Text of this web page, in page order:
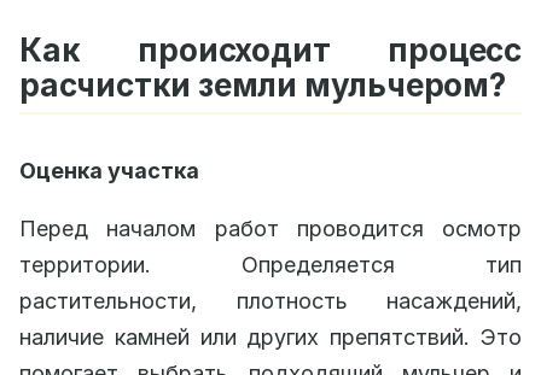
Как происходит процесс
расчистки земли мульчером?
Оценка участка
Перед началом работ проводится осмотр
территории. Определяется тип
растительности, плотность насаждений,
наличие камней или других препятствий. Это